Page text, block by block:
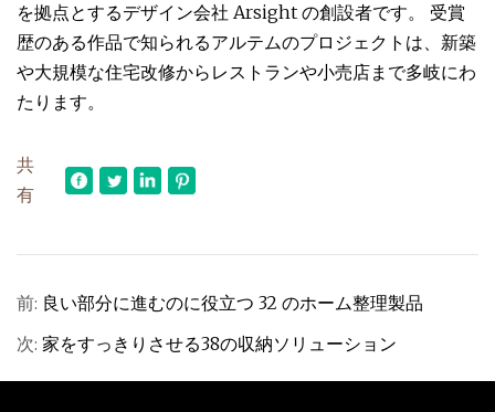
を拠点とするデザイン会社 Arsight の創設者です。 受賞
歴のある作品で知られるアルテムのプロジェクトは、新築
や大規模な住宅改修からレストランや小売店まで多岐にわ
たります。
共
有
前: 良い部分に進むのに役立つ 32 のホーム整理製品
次: 家をすっきりさせる38の収納ソリューション